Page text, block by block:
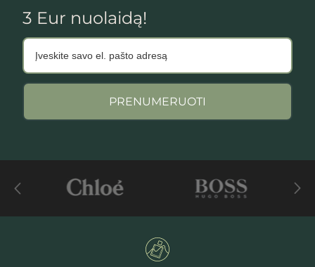
3 Eur nuolaidą!
PRENUMERUOTI